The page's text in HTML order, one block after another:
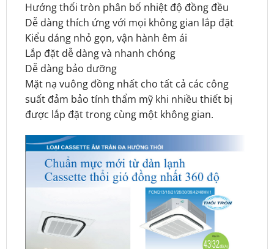
Hướng thổi tròn phân bổ nhiệt độ đồng đều
Dễ dàng thích ứng với mọi không gian lắp đặt
Kiểu dáng nhỏ gọn, vận hành êm ái
Lắp đặt dễ dàng và nhanh chóng
Dễ dàng bảo dưỡng
Mặt nạ vuông đồng nhất cho tất cả các công
suất đảm bảo tính thẩm mỹ khi nhiều thiết bị
được lắp đặt trong cùng một không gian.